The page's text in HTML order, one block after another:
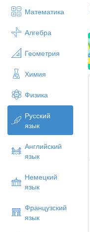
Математика
Алгебра
Геометрия
Химия
Физика
Русский
язык
Английский
язык
Немецкий
язык
Французский
язык